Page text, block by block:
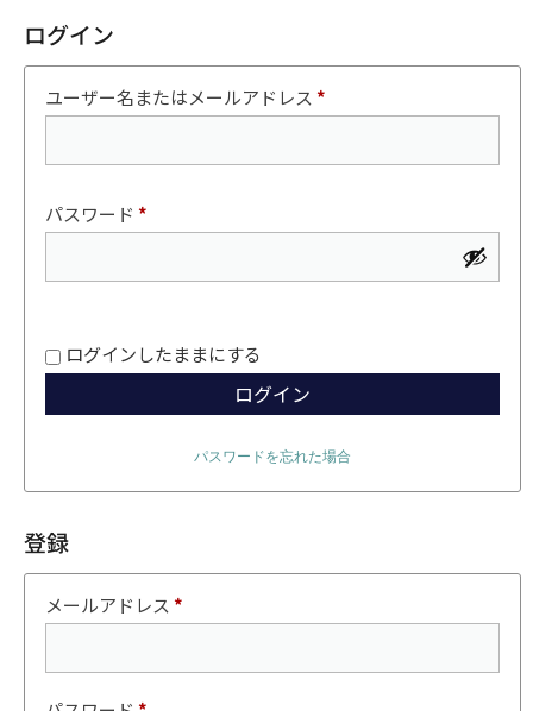
ログイン
ユーザー名またはメールアドレス*
パスワード *
ログインしたままにする
ログイン
パスワードを忘れた場合
登録
メールアドレス*